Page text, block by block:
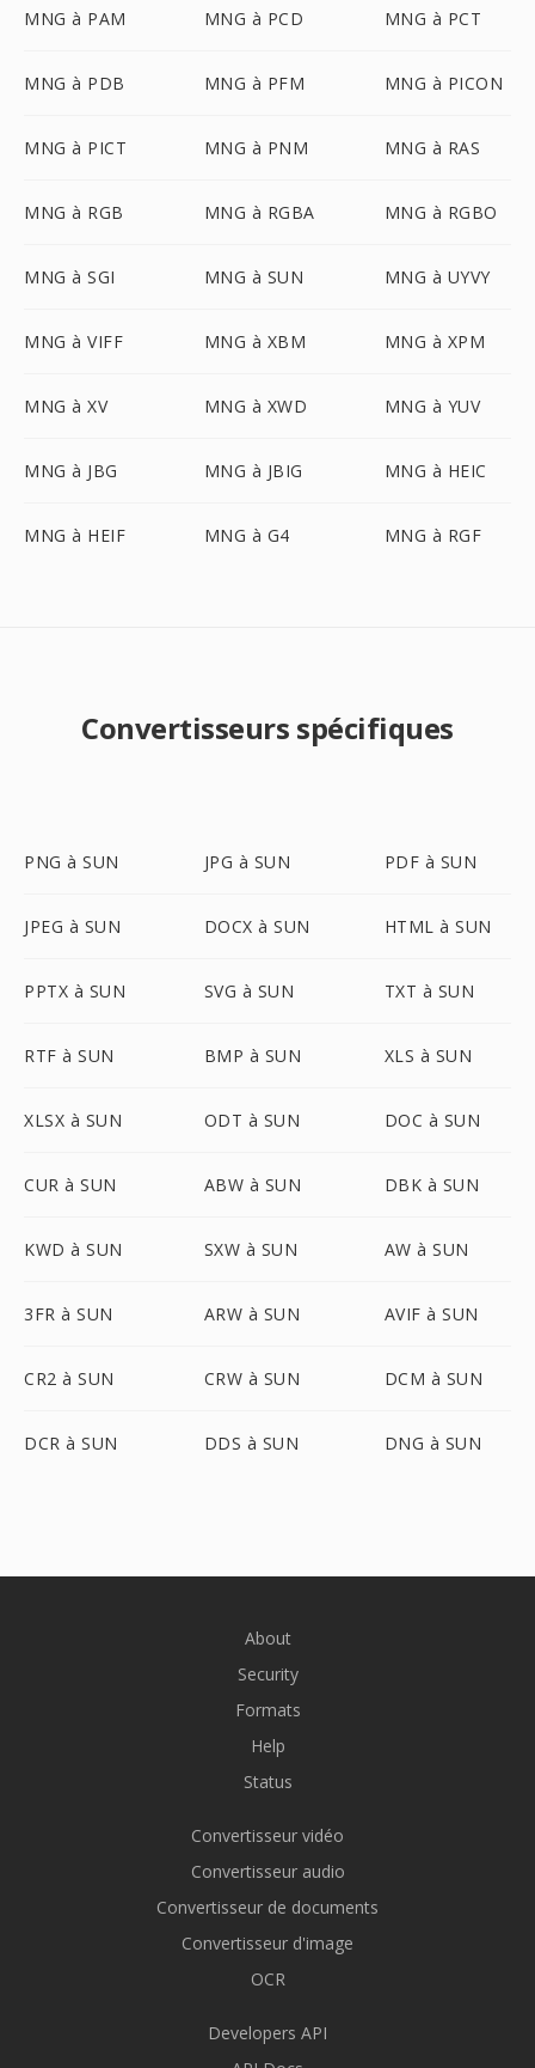
MNG à PAM MNG à PCD MNG à PCT
MNG à PDB MNG à PFM MNG à PICON
MNG à PICT MNG à PNM MNG à RAS
MNG à RGB MNG à RGBA MNG à RGBO
MNG à SGI MNG à SUN MNG à UYVY
MNG à VIFF MNG à XBM MNG à XPM
MNG à XV MNG à XWD MNG à YUV
MNG à JBG MNG à JBIG MNG à HEIC
MNG à HEIF MNG à G4 MNG à RGF
Convertisseurs spécifiques
PNG à SUN JPG à SUN PDF à SUN
JPEG à SUN DOCX à SUN HTML à SUN
PPTX à SUN SVG à SUN TXT à SUN
RTF à SUN BMP à SUN XLS à SUN
XLSX à SUN ODT à SUN DOC à SUN
CUR à SUN ABW à SUN DBK à SUN
KWD à SUN SXW à SUN AW à SUN
3FR à SUN ARW à SUN AVIF à SUN
CR2 à SUN CRW à SUN DCM à SUN
DCR à SUN DDS à SUN DNG à SUN
About
Security
Formats
Help
Status
Convertisseur vidéo
Convertisseur audio
Convertisseur de documents
Convertisseur d'image
OCR
Developers API